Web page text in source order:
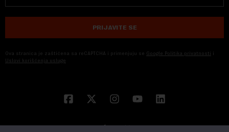
PRIJAVITE SE
Ova stranica je zaštićena sa reCAPTCHA i primenjuju se Google Politika privatnosti i
Uslovi korišćenja usluge